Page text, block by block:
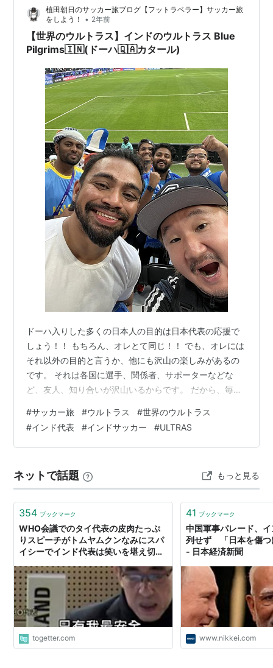
植田朝日のサッカー旅ブログ【フットラベラー】サッカー旅
をしよう！
• 2年前
【世界のウルトラス】インドのウルトラス Blue
Pilgrims🇮🇳(ドーハ🇶🇦カタール)
ドーハ入りした多くの日本人の目的は日本代表の応援で
しょう！！ もちろん、オレとて同じ！！ でも、オレには
それ以外の目的と言うか、他にも沢山の楽しみがあるの
です。 それは各国に選手、関係者、サポーターなどな
ど、友人、知り合いが沢山いるからです。 だから、毎日
好きで、興味も同じだと、動き方まで似てくるやつがい
るのです！？苦笑 それがインドのウルトラス『Blue
Pilgrims』のボスのやつです。笑 4年ぶりに再会して、そ
た。 今ではかわいい弟分です。笑 では、少し紹介しまし
ょうか！w ◆THE…
#サッカー旅 #ウルトラス #世界のウルトラス
#インド代表 #インドサッカー #ULTRAS
ネットで話題 もっと見る
354 ブックマーク
WHO会議でのタイ代表の皮肉たっぷ
りスピーチがトムヤムクンなみにスパ
イシーでインド代表は笑いを堪え切れ
togetter.com
41 ブックマーク
中国軍事パレード、
列せず 「日本を傷つ
- 日本経済新聞
www.nikkei.com